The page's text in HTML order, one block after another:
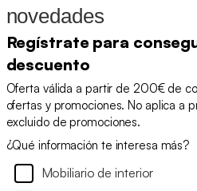
novedades
Regístrate para
descuento
Oferta válida a partir de 200€ de
ofertas y promociones. No aplica a
excluido de promociones.
¿Qué información te interesa más?
Mobiliario de interior